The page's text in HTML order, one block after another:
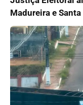
Madureira e